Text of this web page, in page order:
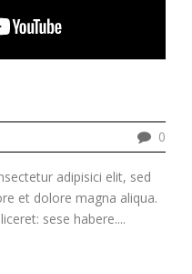
0
adipisici elit, sed
et dolore magna aliqua.
sese habere....